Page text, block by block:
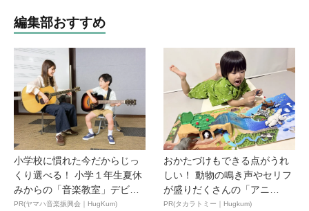
編集部おすすめ
小学校に慣れた今だからじっ
くり選べる！ 小学１年生夏休
みからの「音楽教室」デビ
ュ...
PR(ヤマハ音楽振興会｜HugKum)
おかたづけもできる点がうれ
しい！ 動物の鳴き声やセリフ
が盛りだくさんの「アニ
ア ...
PR(タカラトミー｜Hugkum)